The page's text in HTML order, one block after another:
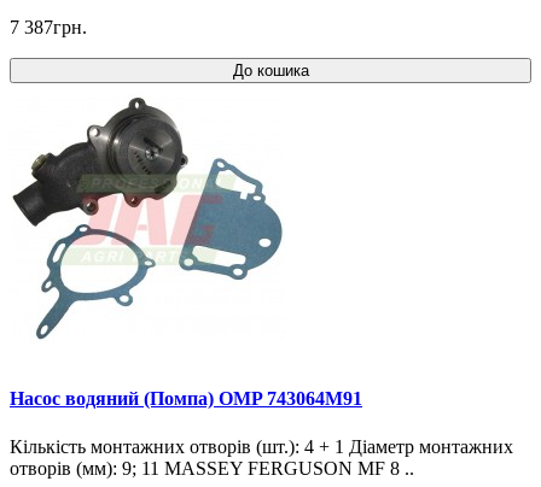
7 387грн.
До кошика
Насос водяний (Помпа) OMP 743064M91
Кількість монтажних отворів (шт.): 4 + 1 Діаметр монтажних
отворів (мм): 9; 11 MASSEY FERGUSON MF 8 ..